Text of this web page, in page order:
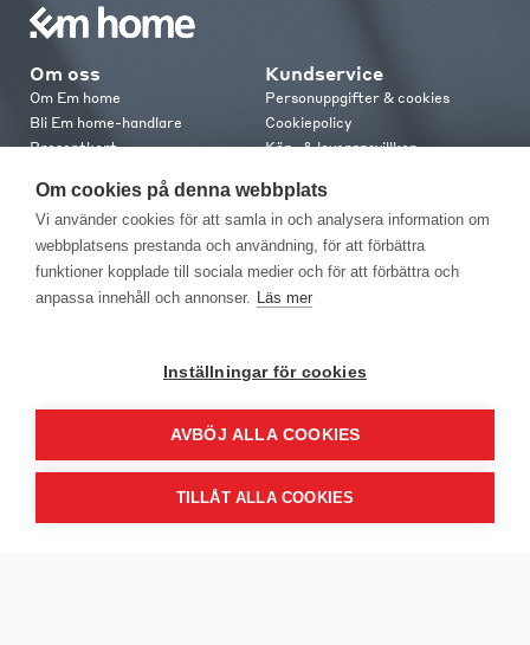
Om oss
Om Em home
Bli Em home-handlare
Presentkort
Em home Club
Medlemsvillkor
Kundservice
Personuppgifter & cookies
Cookiepolicy
Köp- & leveransvillkor
Retur & reklamation
Kontakt
Kontakta oss
Om cookies på denna webbplats
Vi använder cookies för att samla in och analysera information om
webbplatsens prestanda och användning, för att förbättra
funktioner kopplade till sociala medier och för att förbättra och
anpassa innehåll och annonser. Läs mer
Inställningar för cookies
AVBÖJ ALLA COOKIES
TILLÅT ALLA COOKIES